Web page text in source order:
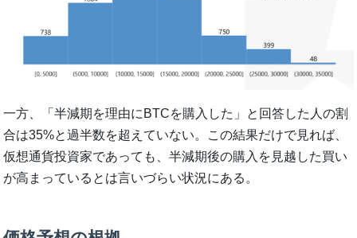
一方、「半減期を理由にBTCを購入した」と回答した人の割
合は35%と過半数を超えていない。この結果だけで見れば、
仮想通貨投資家であっても、半減期後の購入を見越した買い
が高まっているとは言いづらい状況にある。